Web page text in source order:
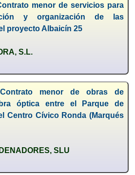
menor de servicios para
y organización de las
proyecto Albaicín 25
S.L.
Contrato menor de obras de
óptica entre el Parque de
Centro Cívico Ronda (Marqués
SLU